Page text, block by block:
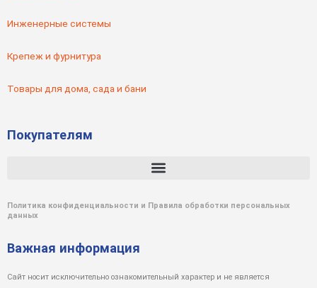
Инженерные системы
Крепеж и фурнитура
Товары для дома, сада и бани
Покупателям
Политика конфиденциальности и Правила обработки персональных
данных
Важная информация
Сайт носит исключительно ознакомительный характер и не является